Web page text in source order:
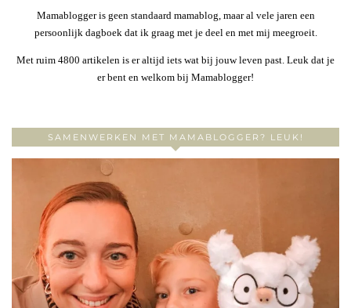
Mamablogger is geen standaard mamablog, maar al vele jaren een
persoonlijk dagboek dat ik graag met je deel en met mij meegroeit.
Met ruim 4800 artikelen is er altijd iets wat bij jouw leven past. Leuk dat je
er bent en welkom bij Mamablogger!
SAMENWERKEN MET MAMABLOGGER? LEUK!